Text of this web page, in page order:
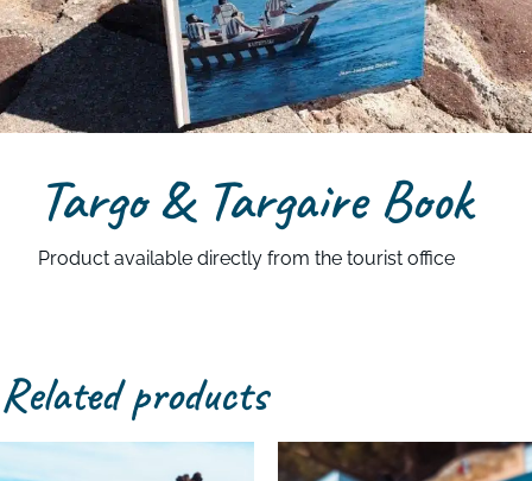
Targo & Targaire Book
Product available directly from the tourist office
Related products